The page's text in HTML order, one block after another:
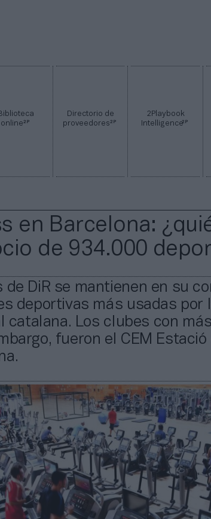
online2P
Directorio de
proveedores2P
2Playbook
Intelligence2P
en Barcelona:
de 934.000
de DiR se mantienen en su
deportivas más usadas por
catalana. Los clubes con
fueron el CEM Estació